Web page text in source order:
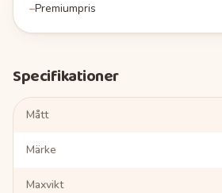
–Premiumpris
Specifikationer
Mått
Märke
Maxvikt